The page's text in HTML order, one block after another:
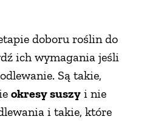
doboru roślin do
ich wymagania jeśli
Są takie,
okresy suszy i nie
i takie, które
SAM